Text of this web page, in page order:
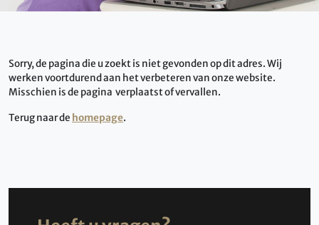
Sorry, de pagina die u zoekt is niet gevonden op dit adres. Wij
werken voortdurend aan het verbeteren van onze website.
Misschien is de pagina verplaatst of vervallen.
Terug naar de homepage.